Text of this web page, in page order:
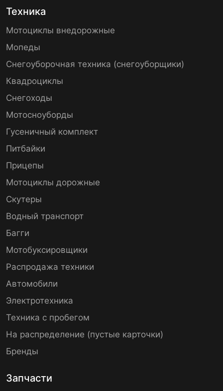
Техника
Мотоциклы внедорожные
Мопеды
Снегоуборочная техника (снегоуборщики)
Квадроциклы
Снегоходы
Мотосноуборды
Гусеничный комплект
Питбайки
Прицепы
Мотоциклы дорожные
Скутеры
Водный транспорт
Багги
Мотобуксировщики
Распродажа техники
Автомобили
Электротехника
Техника с пробегом
На распределение (пустые карточки)
Бренды
Запчасти